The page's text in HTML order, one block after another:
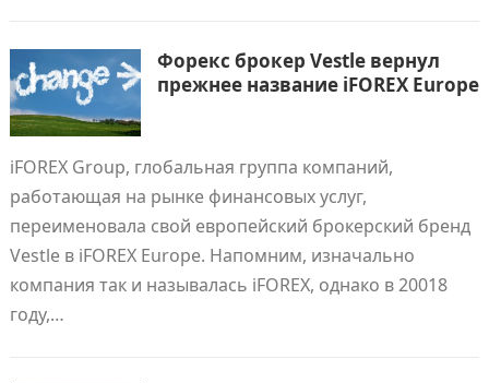
Форекс брокер Vestle вернул
прежнее название iFOREX Europe
iFOREX Group, глобальная группа компаний,
работающая на рынке финансовых услуг,
переименовала свой европейский брокерский бренд
Vestle в iFOREX Europe. Напомним, изначально
компания так и называлась iFOREX, однако в 20018
году,…